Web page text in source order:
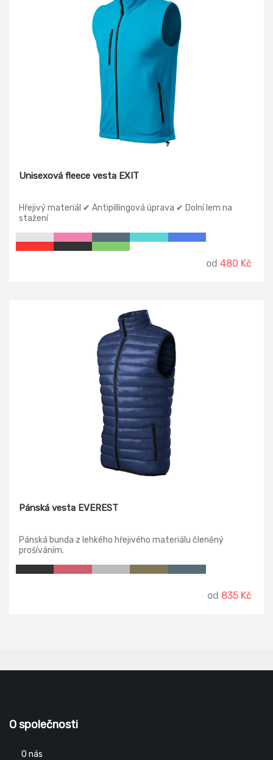
Unisexová fleece vesta EXIT
Hřejivý materiál ✔ Antipillingová úprava ✔ Dolní lem na
stažení
od 480 Kč
Pánská vesta EVEREST
Pánská bunda z lehkého hřejivého materiálu členěný
prošíváním.
od 835 Kč
O společnosti
O nás